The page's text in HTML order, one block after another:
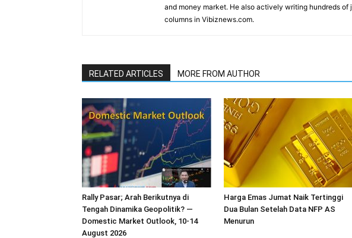
and money market. He also actively writing hundreds
columns in Vibiznews.com.
RELATED ARTICLES MORE FROM AUTHOR
Rally Pasar; Arah Berikutnya di
Tengah Dinamika Geopolitik? —
Domestic Market Outlook, 10-14
August 2026
Harga Emas Jumat Naik Tertinggi
Dua Bulan Setelah Data NFP AS
Menurun